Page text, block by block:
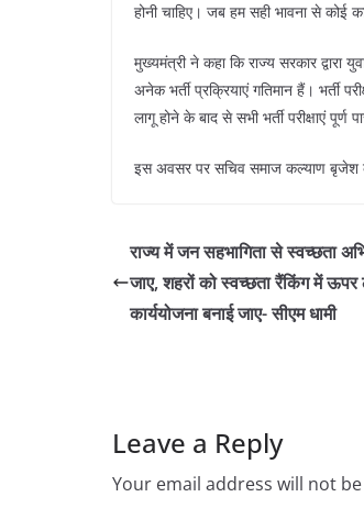
होनी चाहिए। जब हम सही भावना से कोई
मुख्यमंत्री ने कहा कि राज्य सरकार द्वारा
अनेक भर्ती प्रक्रियाएं गतिमान हैं। भर्ती
लागू होने के बाद से सभी भर्ती परीक्षाएं पूर्ण
इस अवसर पर सचिव समाज कल्याण बृजेश
राज्य में जन सहभागिता से स्वच्छता
जाए, शहरों को स्वच्छता रैंकिंग में ऊपर
कार्ययोजना बनाई जाए- सीएम धामी
Leave a Reply
Your email address will not